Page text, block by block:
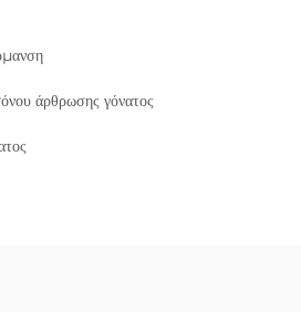
άρθρωσης γόνατος